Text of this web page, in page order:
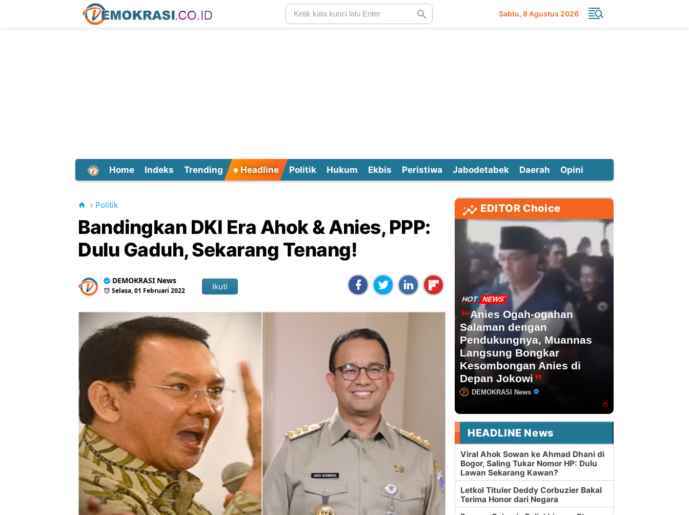
Sabtu 8 Agustus 2026
Home Indeks Trending Headline Politik Hukum Ekbis Peristiwa Jabodetabek Daerah Opini
Politik
Bandingkan DKI Era Ahok & Anies, PPP:
Dulu Gaduh, Sekarang Tenang!
DEMOKRASI News
Selasa, 01 Februari 2022 Ikuti
EDITOR Choice
HOT NEWS
Anies Ogah-ogahan
Salaman dengan
Pendukungnya, Muannas
Langsung Bongkar
Kesombongan Anies di
Depan Jokowi
DEMOKRASI News
HEADLINE News
Viral Ahok Sowan ke Ahmad Dhani di
Bogor, Saling Tukar Nomor HP: Dulu
Lawan Sekarang Kawan?
Letkol Tituler Deddy Corbuzier Bakal
Terima Honor dari Negara